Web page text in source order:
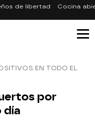
de libertad Cocina
EN TODO EL
por
día